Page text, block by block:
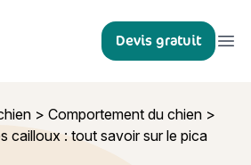
Devis gratuit
> Comportement du chien >
cailloux : tout savoir sur le pica